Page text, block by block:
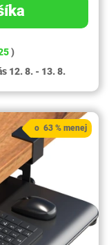
)
12. 8. - 13. 8.
o 63 % menej